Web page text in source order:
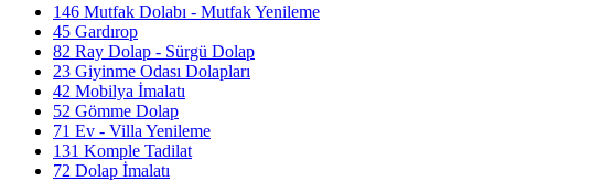
146 Mutfak Dolabı - Mutfak Yenileme
45 Gardırop
82 Ray Dolap - Sürgü Dolap
23 Giyinme Odası Dolapları
42 Mobilya İmalatı
52 Gömme Dolap
71 Ev - Villa Yenileme
131 Komple Tadilat
72 Dolap İmalatı